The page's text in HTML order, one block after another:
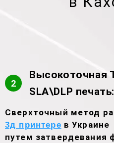
2
Высокоточная
SLA\DLP печать:
Сверхточный метод
3д принтере в Украине
путем затвердевания